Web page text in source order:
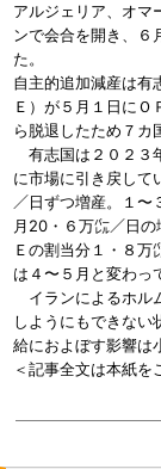
アルジェリア、オマ
ンで会合を開き、６
た。
自主的追加減産は有
Ｅ）が５月１日に
ら脱退したため７カ
有志国は２０２３
に市場に引き戻して
／日ずつ増産。１〜
月20・６万㌭／日
Ｅの割当分１・８
は４〜５月と変わっ
イランによるホル
しようにもできない
給におよぼす影響は
＜記事全文は本紙を